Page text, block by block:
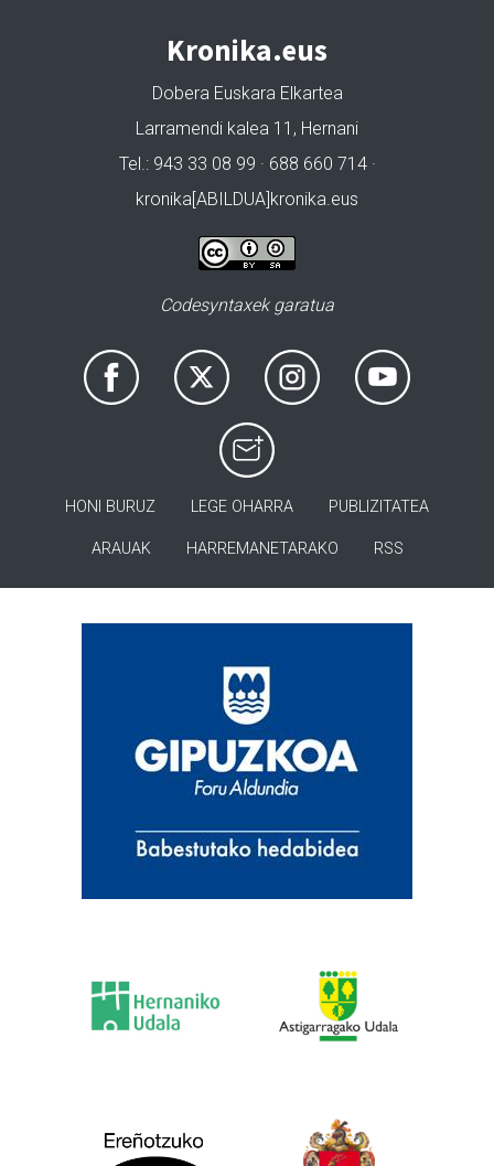
Kronika.eus
Dobera Euskara Elkartea
Larramendi kalea 11, Hernani
Tel.: 943 33 08 99 · 688 660 714 ·
kronika[ABILDUA]kronika.eus
Codesyntaxek garatua
HONI BURUZ LEGE OHARRA PUBLIZITATEA
ARAUAK HARREMANETARAKO RSS